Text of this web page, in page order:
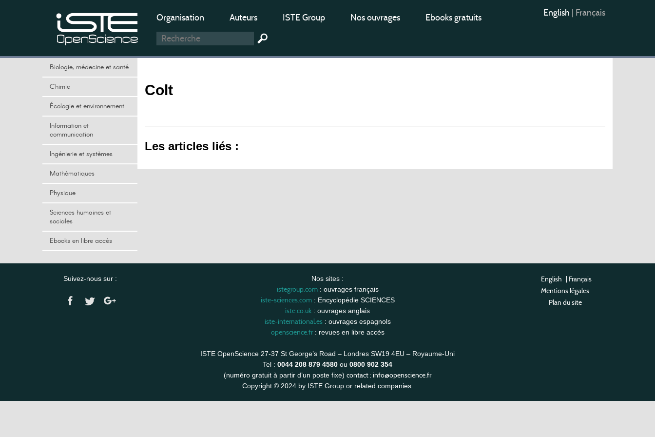
Organisation Auteurs ISTE Group Nos ouvrages Ebooks gratuits English Français
Biologie, médecine et santé
Chimie
Écologie et environnement
Information et
communication
Ingénierie et systèmes
Mathématiques
Physique
Sciences humaines et
sociales
Ebooks en libre accès
Colt
Les articles liés :
Suivez-nous sur : Nos sites :
istegroup.com: ouvrages français
iste-sciences.com: Encyclopédie SCIENCES
iste.co.uk : ouvrages anglais
iste-international.es: ouvrages espagnols
openscience.fr: revues en libre accès
ISTE OpenScience 27-37 St George’s Road – Londres SW19 4EU – Royaume-Uni
Tel : 0044 208 879 4580 ou 0800 902 354
(numéro gratuit à partir d’un poste fixe) contact : info@openscience.fr
Copyright © 2024 by ISTE Group or related companies.
English | Français
Mentions légales
Plan du site